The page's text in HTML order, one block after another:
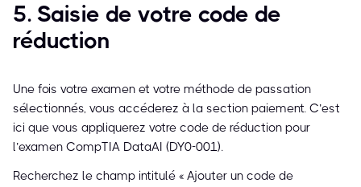
5. Saisie de votre code de
réduction
Une fois votre examen et votre méthode de passation
sélectionnés, vous accéderez à la section paiement. C’est
ici que vous appliquerez votre code de réduction pour
l’examen CompTIA DataAI (DY0-001).
Recherchez le champ intitulé « Ajouter un code de